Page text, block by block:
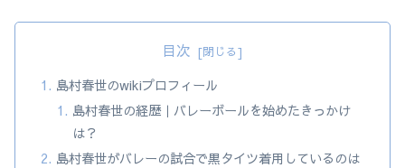
目次
島村春世のwikiプロフィール
島村春世の経歴｜バレーボールを始めたきっかけ
は？
島村春世がバレーの試合で黒タイツ着用しているのは